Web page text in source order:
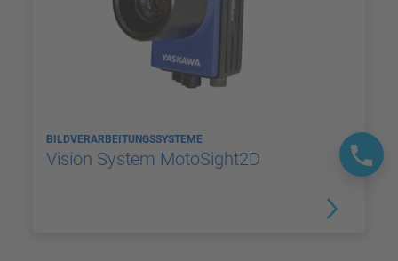
BILDVERARBEITUNGSSYSTEME
Vision System MotoSight2D